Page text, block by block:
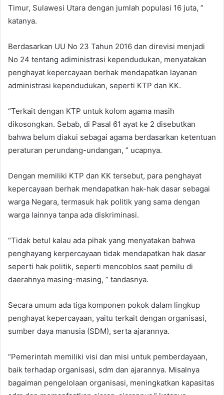
Timur, Sulawesi Utara dengan jumlah populasi 16 juta, ”
katanya.
Berdasarkan UU No 23 Tahun 2016 dan direvisi menjadi
No 24 tentang adiministrasi kependudukan, menyatakan
penghayat kepercayaan berhak mendapatkan layanan
administrasi kependudukan, seperti KTP dan KK.
“Terkait dengan KTP untuk kolom agama masih
dikosongkan. Sebab, di Pasal 61 ayat ke 2 disebutkan
bahwa belum diakui sebagai agama berdasarkan ketentuan
peraturan perundang-undangan, ” ucapnya.
Dengan memiliki KTP dan KK tersebut, para penghayat
kepercayaan berhak mendapatkan hak-hak dasar sebagai
warga Negara, termasuk hak politik yang sama dengan
warga lainnya tanpa ada diskriminasi.
“Tidak betul kalau ada pihak yang menyatakan bahwa
penghayang kerpercayaan tidak mendapatkan hak dasar
seperti hak politik, seperti mencoblos saat pemilu di
daerahnya masing-masing, ” tandasnya.
Secara umum ada tiga komponen pokok dalam lingkup
penghayat kepercayaan, yaitu terkait dengan organisasi,
sumber daya manusia (SDM), serta ajarannya.
“Pemerintah memiliki visi dan misi untuk pemberdayaan,
baik terhadap organisasi, sdm dan ajarannya. Misalnya
bagaiman pengelolaan organisasi, meningkatkan kapasitas